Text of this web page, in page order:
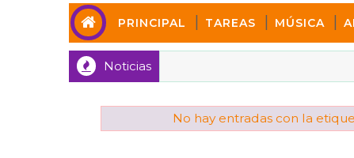
PRINCIPAL TAREAS MÚSICA
Noticias
No hay entradas con la